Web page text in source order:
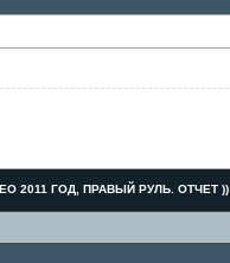
2011 ГОД, ПРАВЫЙ РУЛЬ. ОТЧЕТ ))